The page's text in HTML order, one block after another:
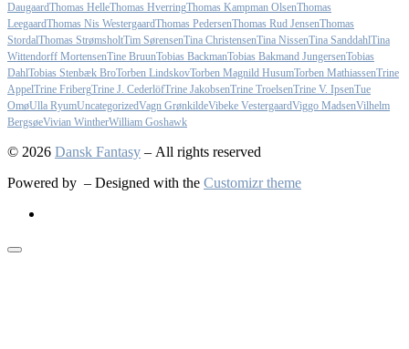
DaugaardThomas HelleThomas HverringThomas Kampman OlsenThomas
LeegaardThomas Nis WestergaardThomas PedersenThomas Rud JensenThomas
StordalThomas StrømsholtTim SørensenTina ChristensenTina NissenTina SanddahlTina
Wittendorff MortensenTine BruunTobias BackmanTobias Bakmand JungersenTobias
DahlTobias Stenbæk BroTorben LindskovTorben Magnild HusumTorben MathiassenTrine
AppelTrine FribergTrine J. CederlöfTrine JakobsenTrine TroelsenTrine V. IpsenTue
OmøUlla RyumUncategorizedVagn GrønkildeVibeke VestergaardViggo MadsenVilhelm
BergsøeVivian WintherWilliam Goshawk
© 2026 Dansk Fantasy – All rights reserved
Powered by – Designed with the Customizr theme